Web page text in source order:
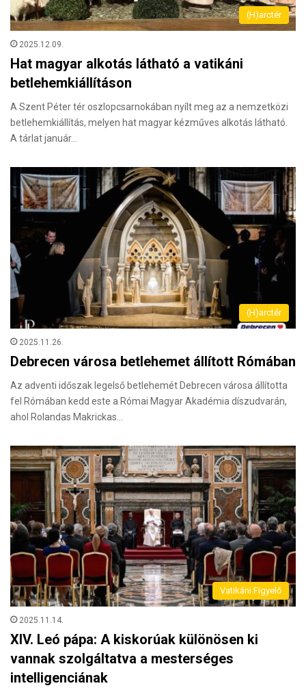
(H)arctér
2025.12.09.
Hat magyar alkotás látható a vatikáni
betlehemkiállításon
A Szent Péter tér oszlopcsarnokában nyílt meg az a nemzetközi
betlehemkiállítás, melyen hat magyar kézműves alkotás látható.
A tárlat január…
(H)arctér
2025.11.26.
Debrecen városa betlehemet állított Rómában
Az adventi időszak legelső betlehemét Debrecen városa állította
fel Rómában kedd este a Római Magyar Akadémia díszudvarán,
ahol Rolandas Makrickas…
Vatikáni Figyelő
2025.11.14.
XIV. Leó pápa: A kiskorúak különösen ki
vannak szolgáltatva a mesterséges
intelligenciának